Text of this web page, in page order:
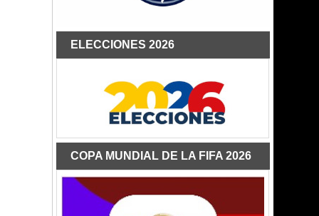
ELECCIONES 2026
COPA MUNDIAL DE LA FIFA 2026